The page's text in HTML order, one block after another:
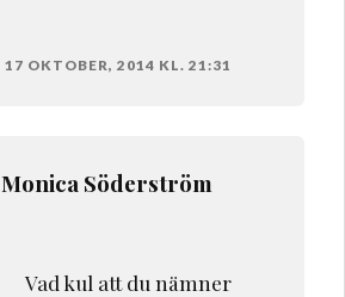
17 OKTOBER, 2014 KL. 21:31
Monica Söderström
Vad kul att du nämner